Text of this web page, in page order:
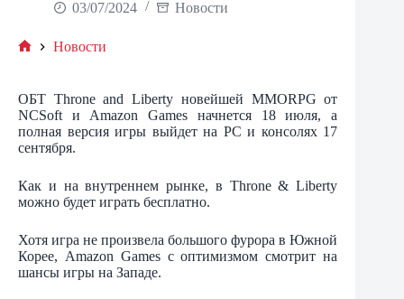
03/07/2024 Новости
Новости
ОБТ Throne and Liberty новейшей MMORPG от
NCSoft и Amazon Games начнется 18 июля, а
полная версия игры выйдет на PC и консолях 17
сентября.
Как и на внутреннем рынке, в Throne & Liberty
можно будет играть бесплатно.
Хотя игра не произвела большого фурора в Южной
Корее, Amazon Games с оптимизмом смотрит на
шансы игры на Западе.